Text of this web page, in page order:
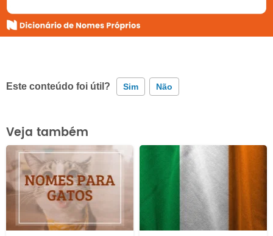
Este conteúdo foi útil? Sim Não
Este conteúdo contém informação incorreta
Este conteúdo não tem a informação que procuro
Outro
Veja também